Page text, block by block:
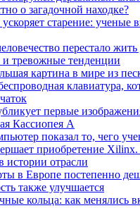
о загадочной находке?
старение: ученые
перестало
тревожные тенденции
картина в мире из
клавиатура,
первые
Кассиопея А
показал то, чего
приобретение
истории отрасли
в Европе постепенно
также улучшается
кольца: как менялись